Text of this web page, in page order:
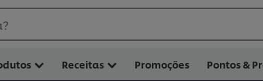
Receitas Promoções Pontos &